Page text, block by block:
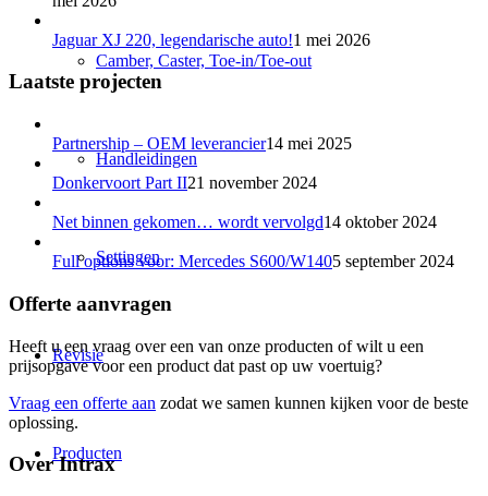
Camber, Caster, Toe-in/Toe-out
Handleidingen
Settingen
Revisie
Producten
Jaguar XJ 220, legendarische auto!1 mei 2026
Laatste projecten
Partnership – OEM leverancier14 mei 2025
Donkervoort Part II21 november 2024
Net binnen gekomen… wordt vervolgd14 oktober 2024
Full options voor: Mercedes S600/W1405 september 2024
Offerte aanvragen
Heeft u een vraag over een van onze producten of wilt u een
prijsopgave voor een product dat past op uw voertuig?
Vraag een offerte aan zodat we samen kunnen kijken voor de beste
oplossing.
Over Intrax